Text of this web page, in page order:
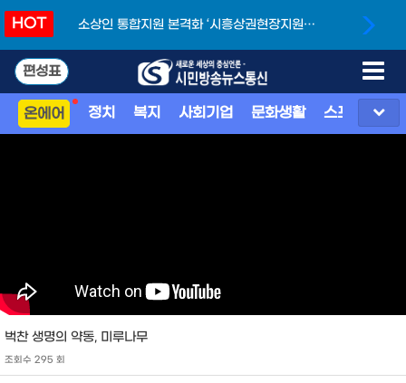
HOT
소상인 통합지원 본격화 ‘시흥상권현장지원단’
편성표
온에어 정치 복지 사회기업 문화생활 스포츠 지
벅찬 생명의 약동, 미루나무
조회수 295 회